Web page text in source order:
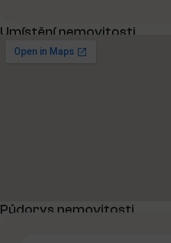
Umístění nemovitosti
Půdorys nemovitosti